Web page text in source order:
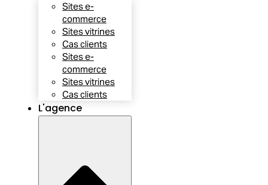
Sites e-
commerce
Sites vitrines
Cas clients
Sites e-
commerce
Sites vitrines
Cas clients
L'agence